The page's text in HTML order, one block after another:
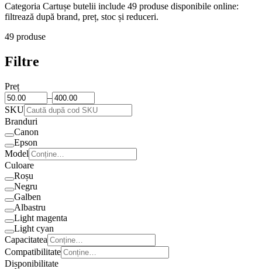
Categoria Cartușe butelii include 49 produse disponibile online:
filtrează după brand, preț, stoc și reduceri.
49 produse
Filtre
Preț
–
SKU
Branduri
Canon
Epson
Model
Culoare
Roșu
Negru
Galben
Albastru
Light magenta
Light cyan
Capacitatea
Compatibilitate
Disponibilitate